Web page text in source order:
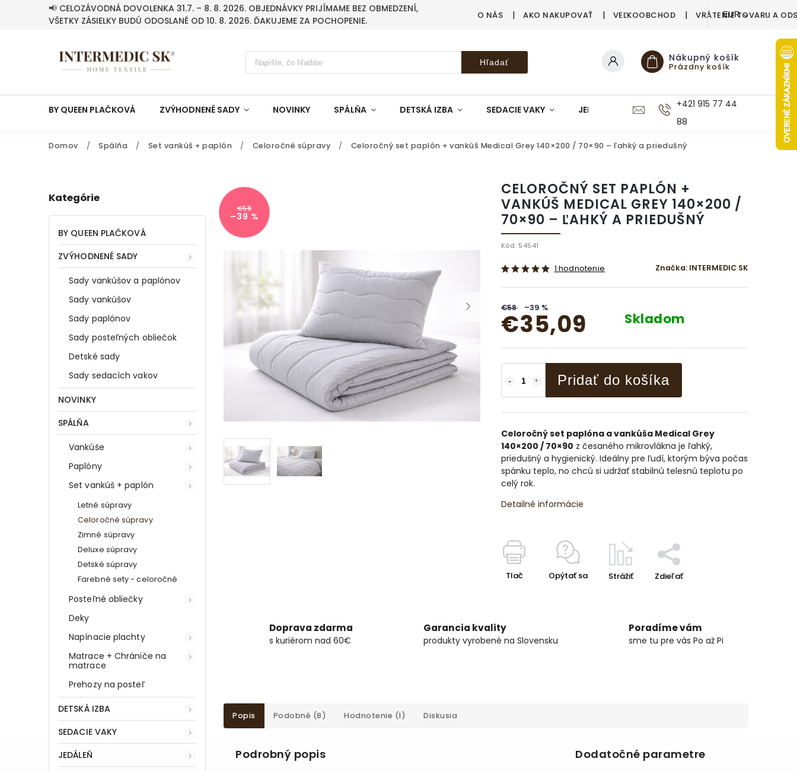
📢 CELOZÁVODNÁ DOVOLENKA 31.7. – 8. 8. 2026. OBJEDNÁVKY PRIJÍMAME BEZ OBMEDZENÍ,
VŠETKY ZÁSIELKY BUDÚ ODOSLANÉ OD 10. 8. 2026. ĎAKUJEME ZA POCHOPENIE.
O NÁS AKO NAKUPOVAŤ VEĽKOOBCHOD VRÁTENIE TOVARU A
EUR
Hľadať Nákupný košík
Prázdny košík
BY QUEEN PLAČKOVÁ ZVÝHODNENÉ SADY NOVINKY SPÁLŇA DETSKÁ IZBA SEDACIE VAKY JEDÁLEŇ KUCHYŇA KÚPEĽŇA
+421 915 77 44
88
Domov / Spálňa / Set vankúš + paplón / Celoročné súpravy / Celoročný set paplón + vankúš Medical Grey 140×200 / 70×90 – ľahký a priedušný
Kategórie
BY QUEEN PLAČKOVÁ
ZVÝHODNENÉ SADY
Sady vankúšov a paplónov
Sady vankúšov
Sady paplónov
Sady posteľných obliečok
Detské sady
Sady sedacích vakov
NOVINKY
SPÁLŇA
Vankúše
Paplóny
Set vankúš + paplón
Letné súpravy
Celoročné súpravy
Zimné súpravy
Deluxe súpravy
Detské súpravy
Farebné sety - celoročné
Posteľné obliečky
Deky
Napínacie plachty
Matrace + Chrániče na
matrace
Prehozy na posteľ
DETSKÁ IZBA
SEDACIE VAKY
JEDÁLEŇ
€58
–39 %
CELOROČNÝ SET PAPLÓN +
VANKÚŠ MEDICAL GREY 140×200 /
70×90 – ĽAHKÝ A PRIEDUŠNÝ
Kód: 54541
1 hodnotenie Značka: INTERMEDIC SK
€58 –39 %
€35,09 Skladom
Pridať do košíka
Celoročný set paplóna a vankúša Medical Grey
140×200 / 70×90 z česaného mikrovlákna je ľahký,
priedušný a hygienický. Ideálny pre ľudí, ktorým býva počas
spánku teplo, no chcú si udržať stabilnú telesnú teplotu po
celý rok.
Detailné informácie
Tlač Opýtať sa Strážiť Zdieľať
Doprava zdarma
s kuriérom nad 60€
Garancia kvality
produkty vyrobené na Slovensku
Poradíme vám
sme tu pre vás Po až Pi
Popis Podobné (8) Hodnotenie (1) Diskusia
Podrobný popis Dodatočné parametre